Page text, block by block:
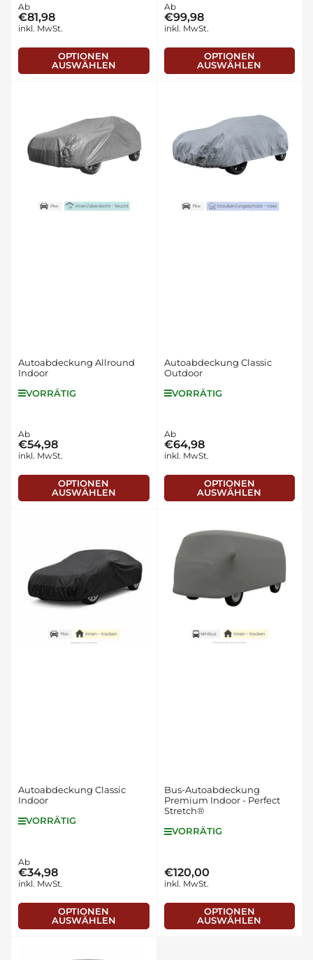
Normaler
Preis
Ab
€81,98
inkl. MwSt.
OPTIONEN
AUSWÄHLEN
Normaler
Preis
Ab
€99,98
inkl. MwSt.
OPTIONEN
AUSWÄHLEN
Autoabdeckung Allround
Indoor
VORRÄTIG
Normaler
Preis
Ab
€54,98
inkl. MwSt.
OPTIONEN
AUSWÄHLEN
Autoabdeckung Classic
Outdoor
VORRÄTIG
Normaler
Preis
Ab
€64,98
inkl. MwSt.
OPTIONEN
AUSWÄHLEN
Autoabdeckung Classic
Indoor
VORRÄTIG
Normaler
Preis
Ab
€34,98
inkl. MwSt.
OPTIONEN
AUSWÄHLEN
Bus-Autoabdeckung
Premium Indoor - Perfect
Stretch®
VORRÄTIG
Normaler
Preis
€120,00
inkl. MwSt.
OPTIONEN
AUSWÄHLEN